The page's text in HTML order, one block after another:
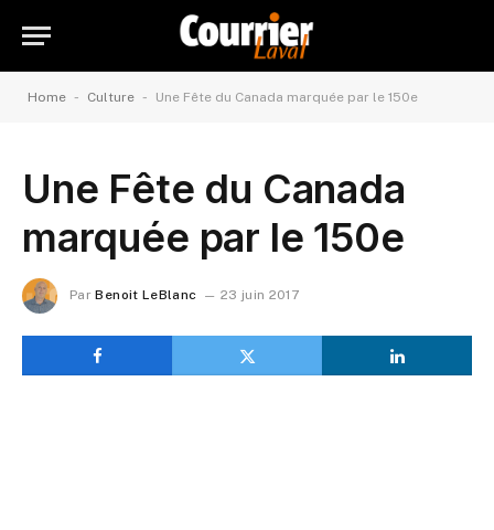
Home - Culture - Une Fête du Canada marquée par le 150e
Une Fête du Canada
marquée par le 150e
Par Benoit LeBlanc 23 juin 2017